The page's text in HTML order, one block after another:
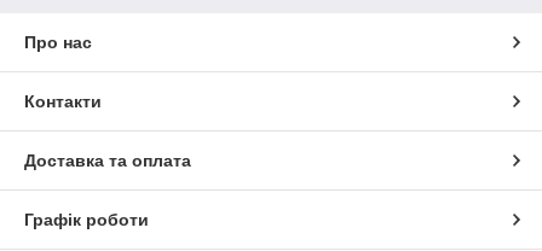
Про нас
Контакти
Доставка та оплата
Графік роботи